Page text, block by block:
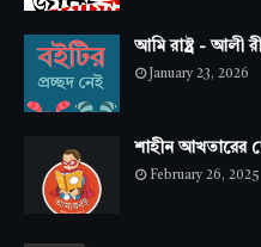
আমি রাষ্ট্র - আলী
January 23, 2026
শাহীন আখতারের
February 26, 2025